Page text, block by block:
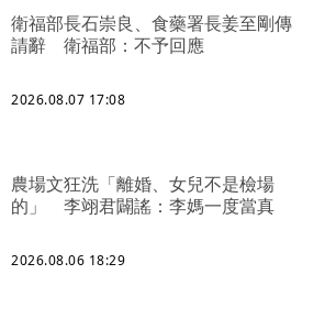
衛福部長石崇良、食藥署長姜至剛傳
請辭 衛福部：不予回應
2026.08.07 17:08
農場文狂洗「離婚、女兒不是檢場
的」 李翊君闢謠：李媽一度當真
2026.08.06 18:29